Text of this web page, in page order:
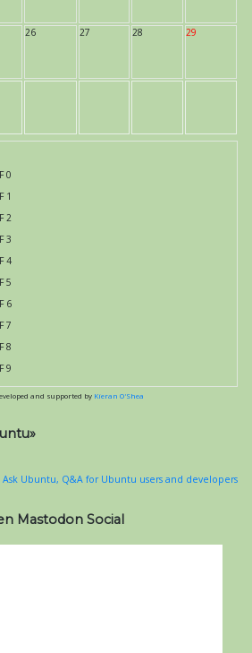
26 27 28 29
0
1
2
3
4
5
6
7
8
9
and supported by Kieran O'Shea
Mastodon Social